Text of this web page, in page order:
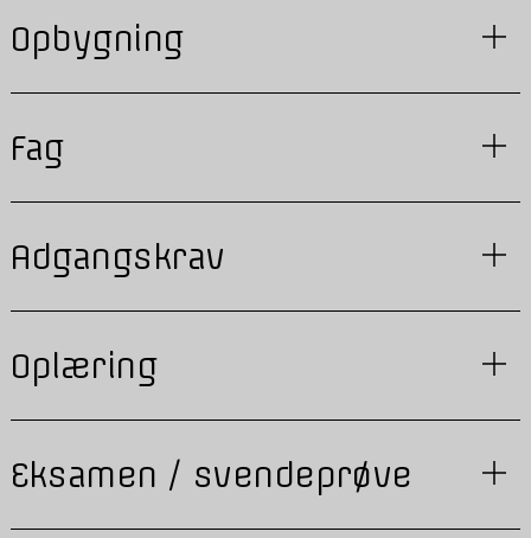
Opbygning
Fag
Adgangskrav
Oplæring
Eksamen / svendeprøve